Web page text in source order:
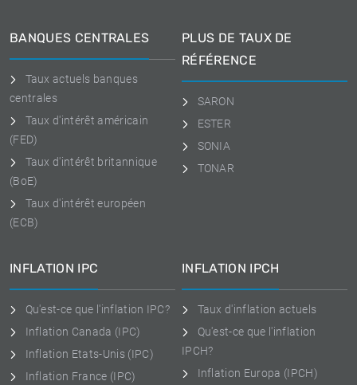
BANQUES CENTRALES
Taux actuels banques
centrales
Taux d'intérêt américain
(FED)
Taux d'intérêt britannique
(BoE)
Taux d'intérêt européen
(ECB)
PLUS DE TAUX DE
RÉFÉRENCE
SARON
ESTER
SONIA
TONAR
INFLATION IPC
Qu'est-ce que l'inflation IPC?
Inflation Canada (IPC)
Inflation Etats-Unis (IPC)
Inflation France (IPC)
INFLATION IPCH
Taux d'inflation actuels
Qu'est-ce que l'inflation
IPCH?
Inflation Europa (IPCH)